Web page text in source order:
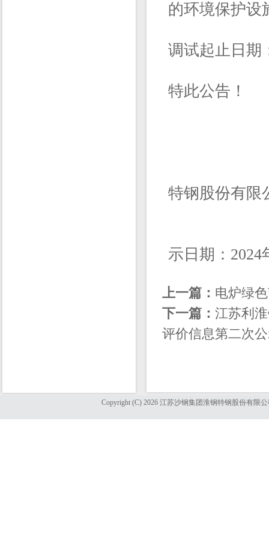
的环境保护设
调试起止日期
特此公告！
特钢股份有限
示日期：2024
上一篇： 电炉绿
下一篇： 江苏利
评价信息第二次
Copyright (C) 2026 江苏沙钢集团淮钢特钢股份有限